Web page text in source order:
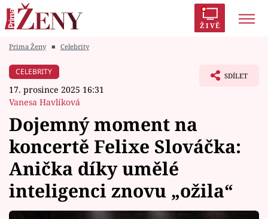
ŽIVĚ
Módní alarm
Témata
Celebrity
Vztahy
Prima Ženy ■ Celebrity
CELEBRITY
17. prosince 2025 16:31
Vanesa Havlíková
SDÍLET
Dojemný moment na
koncertě Felixe Slováčka:
Anička díky umělé
inteligenci znovu „ožila“